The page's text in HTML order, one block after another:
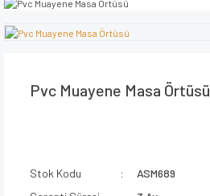
Pvc Muayene Masa Örtüsü
Stok Kodu
ASM689